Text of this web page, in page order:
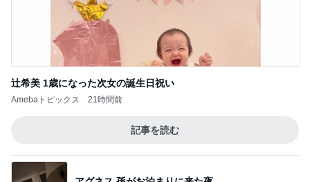
辻希美 1歳になった次女の誕生日祝い
Amebaトピックス 21時間前
記事を読む